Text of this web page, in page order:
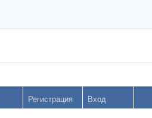
Регистрация Вход